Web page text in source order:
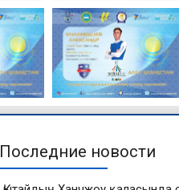
Последние новости